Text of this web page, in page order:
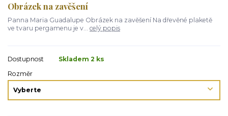
Obrázek na zavěšení
Panna Maria Guadalupe Obrázek na zavěšení Na dřevěné plaketě
ve tvaru pergamenu je v... celý popis
Dostupnost
Skladem 2 ks
Rozměr